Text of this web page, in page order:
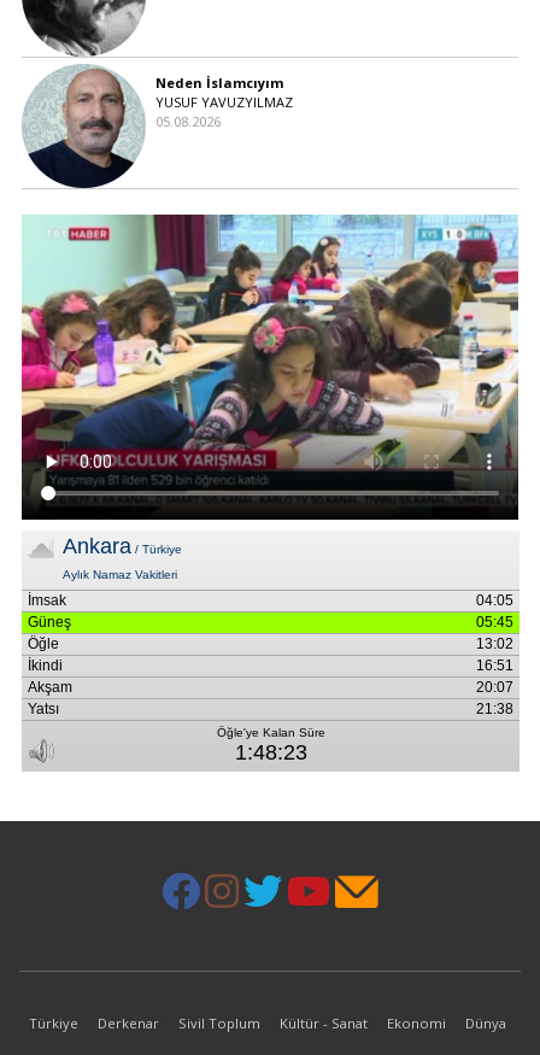
Neden İslamcıyım
YUSUF YAVUZYILMAZ
05.08.2026
Türkiye Derkenar Sivil Toplum Kültür - Sanat Ekonomi Dünya